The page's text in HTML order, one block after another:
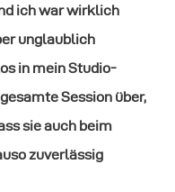
ich war wirklich
unglaublich
in mein Studio-
Session über,
sie auch beim
zuverlässig